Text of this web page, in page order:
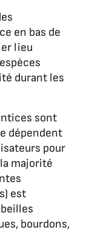
en bas de
lieu
durant les
sont
dépendent
pour
majorité
est
bourdons,